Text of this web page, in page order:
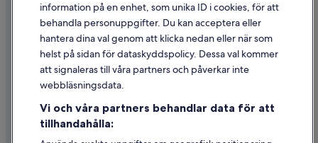
Juridisk information/Kontakta oss
Riktlinjer för innehåll och anmäla innehåll
Hjälp
Avboka eller ändra din bokning
Återbetalningsprocess och tidslinjer
information på en enhet, som unika ID i cookies, för att
behandla personuppgifter. Du kan acceptera eller
hantera dina val genom att klicka nedan eller när som
helst på sidan för dataskyddspolicy. Dessa val kommer
att signaleras till våra partners och påverkar inte
webbläsningsdata.
Vi och våra partners behandlar data för att
tillhandahålla: